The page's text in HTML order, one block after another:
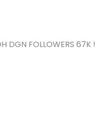
DGN FOLLOWERS 67K !